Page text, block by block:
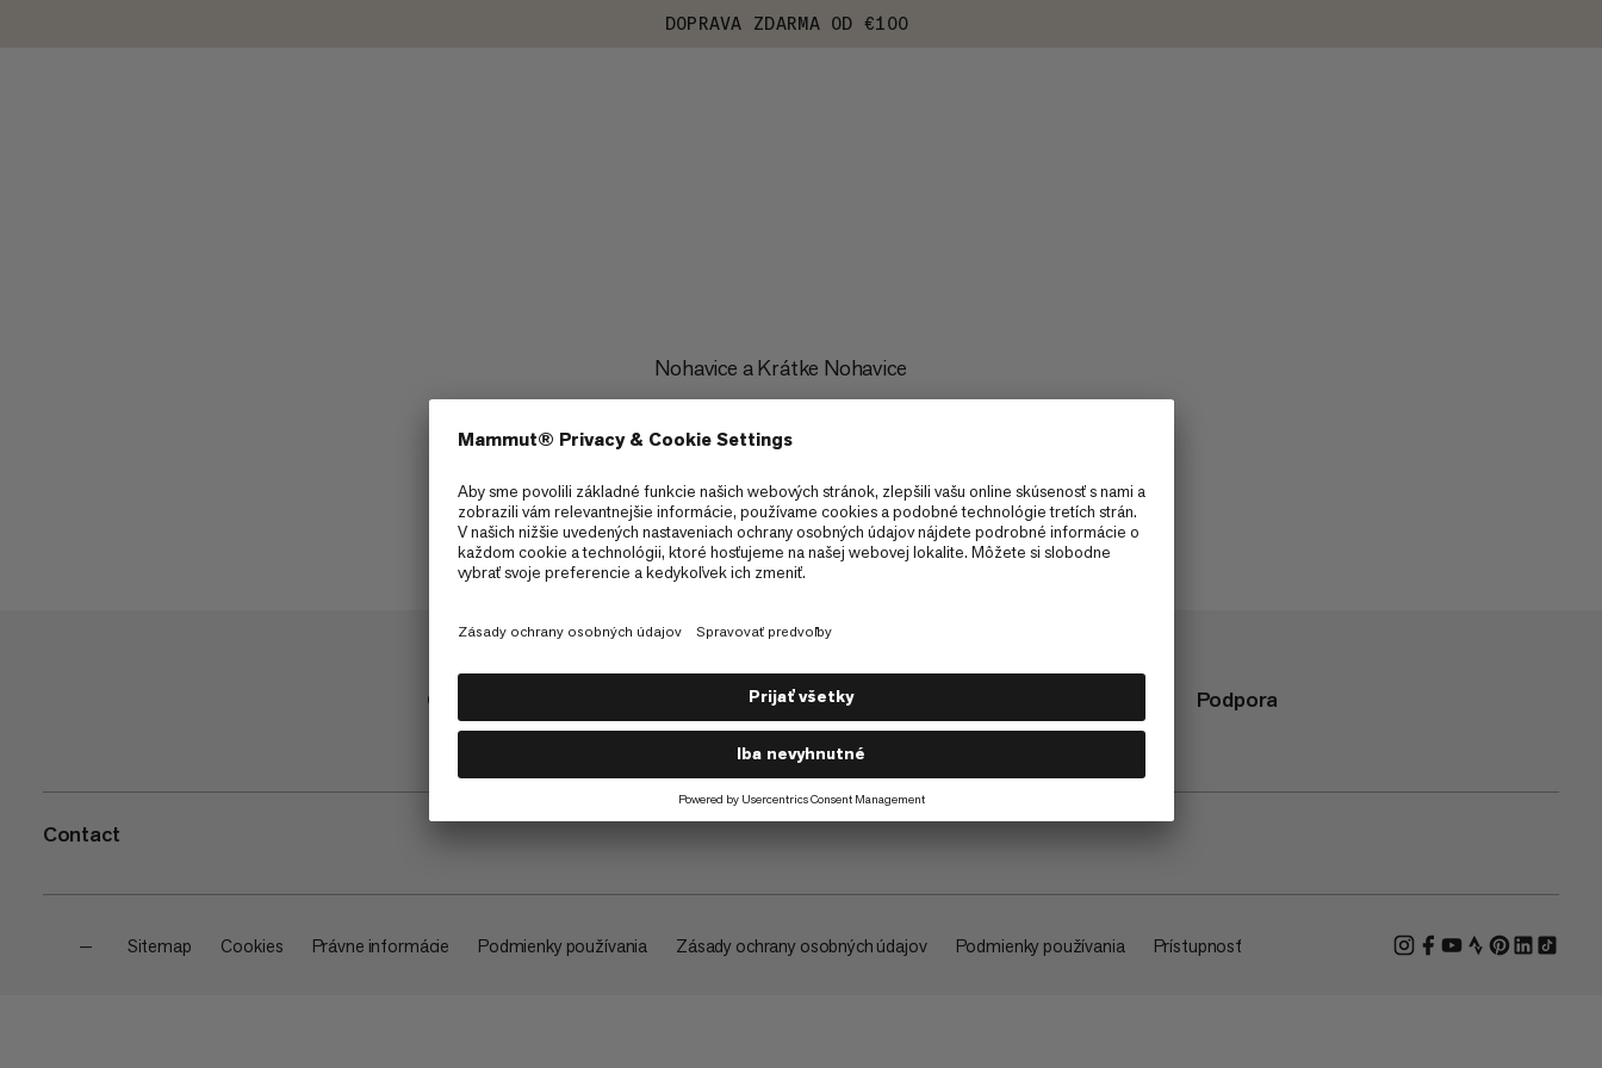
DOPRAVA ZDARMA OD €100
Nohavice a Krátke Nohavice
Obchod O spoločnosti Podpora
Contact
— Sitemap Cookies Právne informácie Podmienky používania Zásady ochrany osobných údajov Podmienky používania Prístupnosť